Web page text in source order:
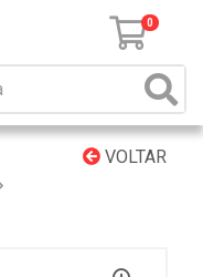
0
VOLTAR